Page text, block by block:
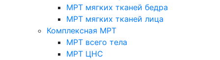
МРТ мягких тканей бедра
МРТ мягких тканей лица
Комплексная МРТ
МРТ всего тела
МРТ ЦНС